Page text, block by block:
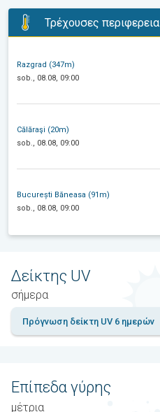
Τρέχουσες
Razgrad (347m)
sob., 08.08, 09:00
Călăraşi (20m)
sob., 08.08, 09:00
București Băneasa (91m)
sob., 08.08, 09:00
Δείκτης UV
σήμερα
Πρόγνωση δείκτη UV 6 ημερών
Επίπεδα γύρης
μέτρια